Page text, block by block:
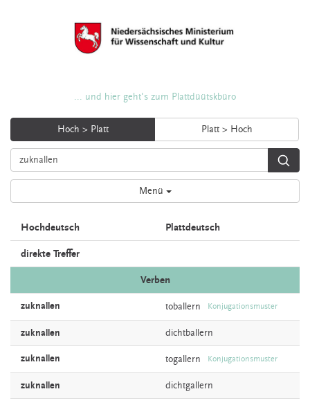
... und hier geht's zum Plattdüütskbüro
Hoch > Platt Platt > Hoch
Menü
Hochdeutsch Plattdeutsch
direkte Treffer
Verben
zuknallen toballern Konjugationsmuster
zuknallen dichtballern
zuknallen togallern Konjugationsmuster
zuknallen dichtgallern